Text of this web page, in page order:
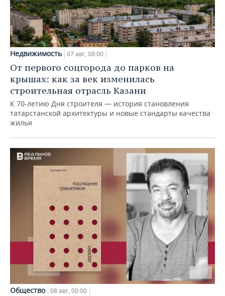
Недвижимость 07 авг, 08:00
От первого соцгорода до парков на
крышах: как за век изменилась
строительная отрасль Казани
К 70-летию Дня строителя — история становления
татарстанской архитектуры и новые стандарты качества
жилья
Общество 08 авг, 00:00